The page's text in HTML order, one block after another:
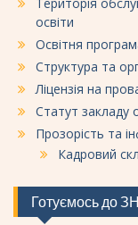
освіти
Освітня
Структура та
Ліцензія на
Статут закладу
Прозорість та
Кадровий
Готуємось до